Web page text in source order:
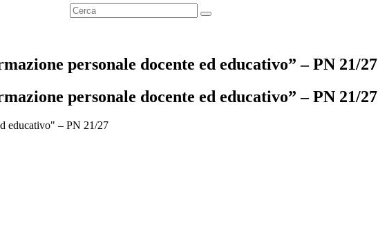
personale docente ed educativo” – PN 21/27
personale docente ed educativo” – PN 21/27
educativo" – PN 21/27